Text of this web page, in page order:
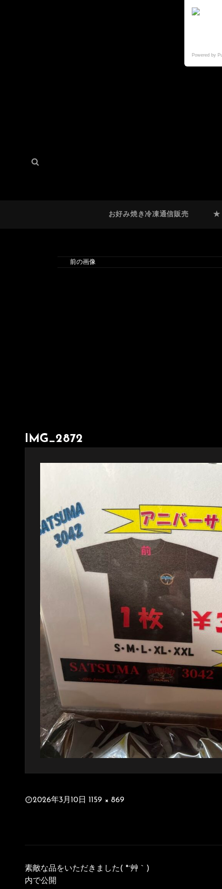
検
お好み焼き冷凍通信販売 ★
前の画像
IMG_2872
投2026年3月10日 1159 × 869
稿
ナ
素敵な品をいただきました( *´艸｀)
内で公開
Powered by